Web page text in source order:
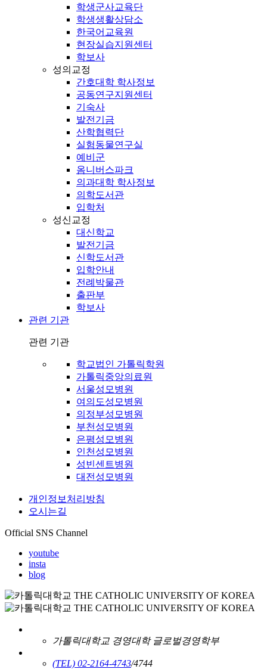
학생군사교육단
학생생활상담소
한국어교육원
현장실습지원센터
학보사
성의교정
간호대학 학사정보
공동연구지원센터
기숙사
발전기금
산학협력단
실험동물연구실
예비군
옴니버스파크
의과대학 학사정보
의학도서관
입학처
성신교정
대신학교
발전기금
신학도서관
입학안내
전례박물관
출판부
학보사
관련 기관
관련 기관
학교법인 가톨릭학원
가톨릭중앙의료원
서울성모병원
여의도성모병원
의정부성모병원
부천성모병원
은평성모병원
인천성모병원
성빈센트병원
대전성모병원
개인정보처리방침
오시는길
Official SNS Channel
youtube
insta
blog
가톨릭대학교 경영대학 글로벌경영학부
(TEL) 02-2164-4743/4744